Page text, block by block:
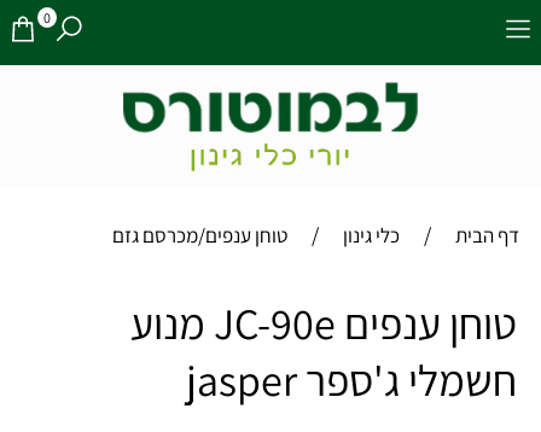
0
דף הבית / כלי גינון / טוחן ענפים/מכרסם גזם
טוחן ענפים JC-90e מנוע
חשמלי ג'ספר jasper